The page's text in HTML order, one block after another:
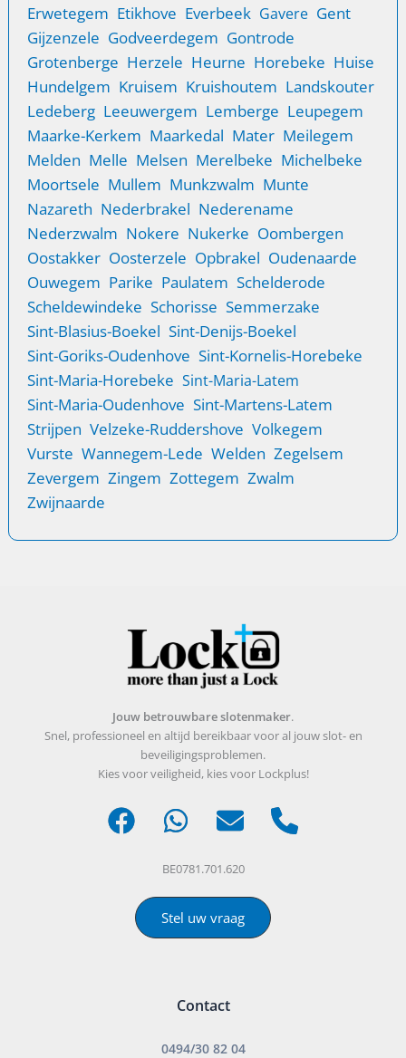
Erwetegem Etikhove Everbeek Gavere Gent
Gijzenzele Godveerdegem Gontrode
Grotenberge Herzele Heurne Horebeke Huise
Hundelgem Kruisem Kruishoutem Landskouter
Ledeberg Leeuwergem Lemberge Leupegem
Maarke-Kerkem Maarkedal Mater Meilegem
Melden Melle Melsen Merelbeke Michelbeke
Moortsele Mullem Munkzwalm Munte
Nazareth Nederbrakel Nederename
Nederzwalm Nokere Nukerke Oombergen
Oostakker Oosterzele Opbrakel Oudenaarde
Ouwegem Parike Paulatem Schelderode
Scheldewindeke Schorisse Semmerzake
Sint-Blasius-Boekel Sint-Denijs-Boekel
Sint-Goriks-Oudenhove Sint-Kornelis-Horebeke
Sint-Maria-Horebeke Sint-Maria-Latem
Sint-Maria-Oudenhove Sint-Martens-Latem
Strijpen Velzeke-Ruddershove Volkegem
Vurste Wannegem-Lede Welden Zegelsem
Zevergem Zingem Zottegem Zwalm
Zwijnaarde
Jouw betrouwbare slotenmaker.
Snel, professioneel en altijd bereikbaar voor al jouw slot- en
beveiligingsproblemen.
Kies voor veiligheid, kies voor Lockplus!
BE0781.701.620
Stel uw vraag
Contact
0494/30 82 04